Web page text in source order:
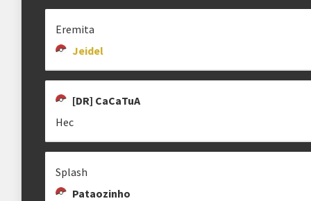
clicando aqui
Eremita
Jeidel
[DR] CaCaTuA
Hec
Splash
Pataozinho